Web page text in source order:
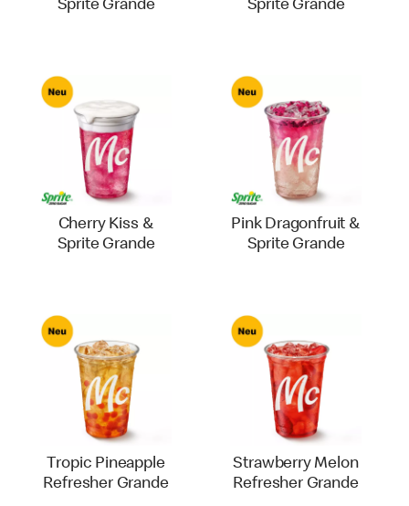
Sprite Grande
Sprite Grande
Cherry Kiss &
Sprite Grande
Pink Dragonfruit &
Sprite Grande
Tropic Pineapple
Refresher Grande
Strawberry Melon
Refresher Grande